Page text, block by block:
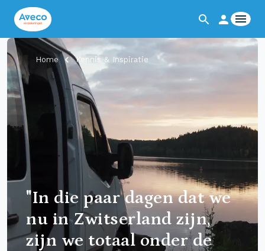
Home Kennis & Inspiratie
"In die paar dagen dat we
nu in Zwitserland zijn,
zijn we totaal onder de